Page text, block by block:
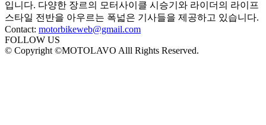
입니다. 다양한 장르의 모터사이클 시승기와 라이더의 라이프
스타일 전반을 아우르는 폭넓은 기사들을 제공하고 있습니다.
Contact: motorbikeweb@gmail.com
FOLLOW US
© Copyright ©MOTOLAVO Alll Rights Reserved.